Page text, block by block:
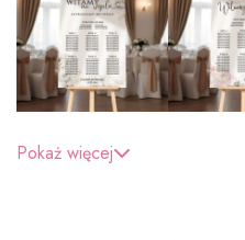
Pokaż więcej